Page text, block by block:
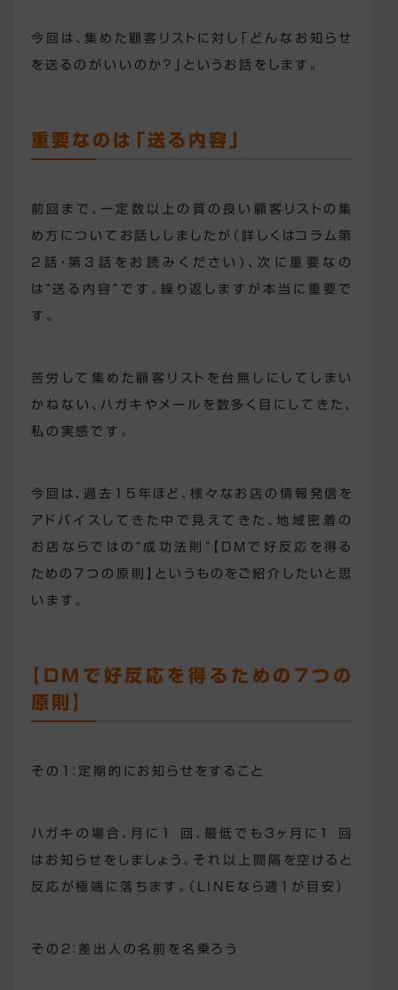
今回は、集めた顧客リストに対し「どんなお知らせ
を送るのがいいのか？」というお話をします。
重要なのは「送る内容」
前回まで、一定数以上の質の良い顧客リストの集
め方についてお話ししましたが（詳しくはコラム第
2話・第3話をお読みください)、次に重要なの
は“送る内容”です。繰り返しますが本当に重要で
す。
苦労して集めた顧客リストを台無しにしてしまい
かねない、ハガキやメールを数多く目にしてきた、
私の実感です。
今回は、過去15年ほど、様々なお店の情報発信を
アドバイスしてきた中で見えてきた、地域密着の
お店ならではの“成功法則”【DMで好反応を得る
ための７つの原則】というものをご紹介したいと思
います。
【DMで好反応を得るための７つの
原則】
その１：定期的にお知らせをすること
ハガキの場合、月に1 回、最低でも3ヶ月に1 回
はお知らせをしましょう。それ以上間隔を空けると
反応が極端に落ちます。（LINEなら週１が目安）
その２：差出人の名前を名乗ろう